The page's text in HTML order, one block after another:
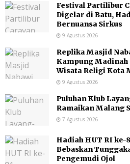
Festival Partilibur
Digelar di Batu,
Bernuansa Sirkus
9 Agustus 2026
Replika Masjid
Kampung
Wisata Religi Kota
9 Agustus 2026
Puluhan Klub
Ramaikan Malang
7 Agustus 2026
Hadiah HUT RI ke-
Bebaskan
Pengemudi Ojol